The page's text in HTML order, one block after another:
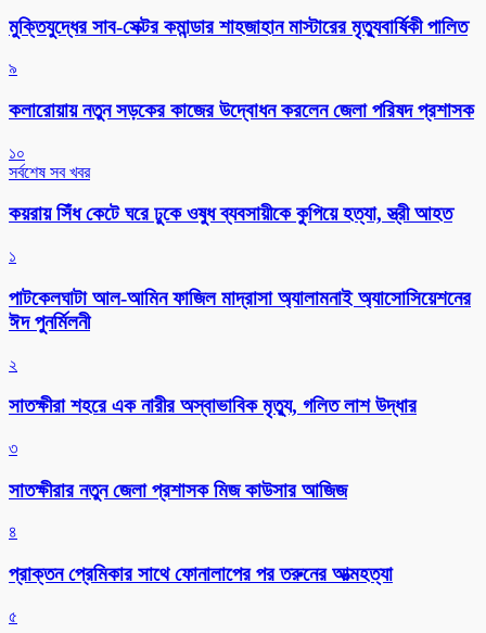
মুক্তিযুদ্ধের সাব-সেক্টর কমান্ডার শাহজাহান মাস্টারের মৃত্যুবার্ষিকী পালিত
৯
কলারোয়ায় নতুন সড়কের কাজের উদ্বোধন করলেন জেলা পরিষদ প্রশাসক
১০
সর্বশেষ সব খবর
কয়রায় সিঁধ কেটে ঘরে ঢুকে ওষুধ ব্যবসায়ীকে কুপিয়ে হত্যা, স্ত্রী আহত
১
পাটকেলঘাটা আল-আমিন ফাজিল মাদ্রাসা অ্যালামনাই অ্যাসোসিয়েশনের
ঈদ পুনর্মিলনী
২
সাতক্ষীরা শহরে এক নারীর অস্বাভাবিক মৃত্যু, গলিত লাশ উদ্ধার
৩
সাতক্ষীরার নতুন জেলা প্রশাসক মিজ কাউসার আজিজ
৪
প্রাক্তন প্রেমিকার সাথে ফোনালাপের পর তরুনের আত্মহত্যা
৫